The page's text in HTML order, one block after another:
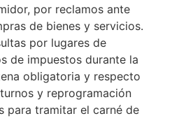
por reclamos ante
de bienes y servicios.
por lugares de
de impuestos durante la
obligatoria y respecto
y reprogramación
para tramitar el carné de